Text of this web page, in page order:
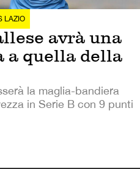
LAZIO
avrà una
a quella della
la maglia-bandiera
in Serie B con 9 punti